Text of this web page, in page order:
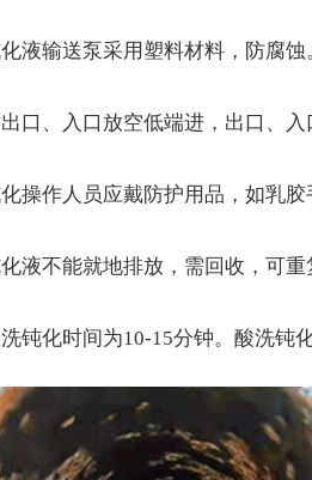
液输送泵采用塑料材料，防腐蚀
口、入口放空低端进，出口、
操作人员应戴防护用品，如乳
液不能就地排放，需回收，可重
钝化时间为10-15分钟。酸洗钝